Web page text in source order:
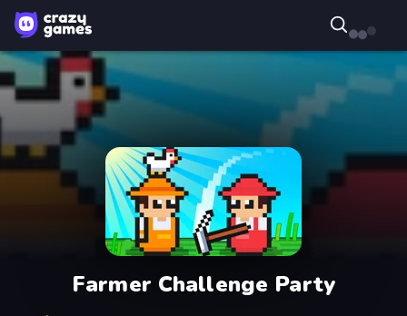
Farmer Challenge Party